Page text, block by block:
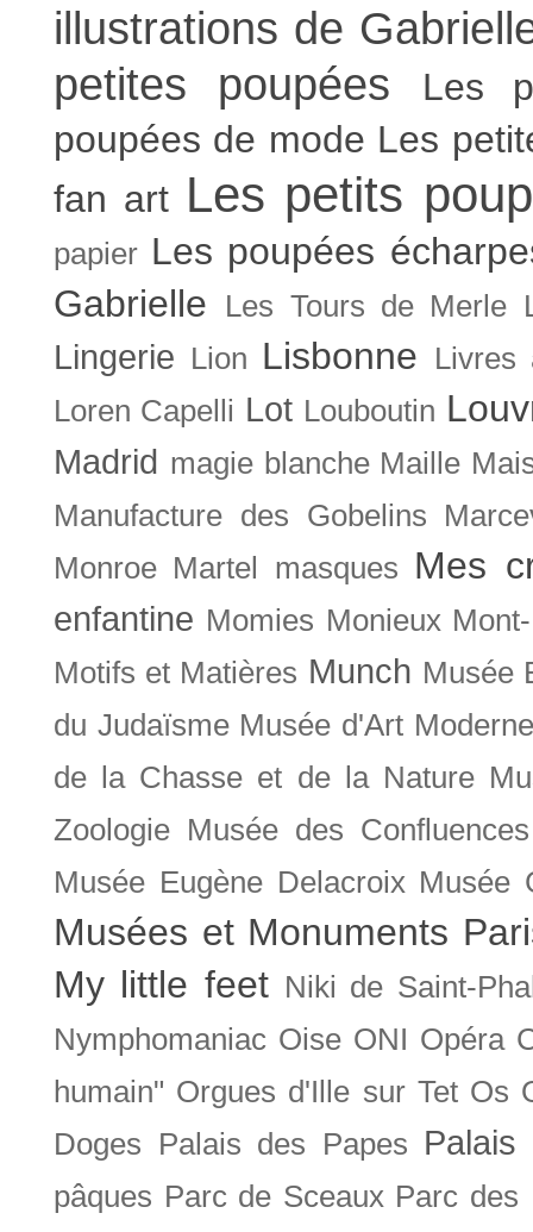
illustrations de
petites poupées
Les
poupées de mode Les
fan art Les petits
papier Les poupées
Gabrielle
Les Tours de Merle
Lingerie Lion Lisbonne
Livres
Loren Capelli Lot Louboutin
Madrid magie blanche Maille
Manufacture des Gobelins
Monroe Martel masques Mes
enfantine Momies Monieux
Motifs et Matières Munch Musée
du Judaïsme Musée d'Art
de la Chasse et de la Nature
Zoologie Musée des Confluences
Musée Eugène Delacroix Musée
Musées et Monuments
My little feet Niki de Saint-
Nymphomaniac Oise ONI Opéra
humain" Orgues d'Ille sur Tet Os
Doges
Palais des Papes Palais
pâques Parc de Sceaux Parc des